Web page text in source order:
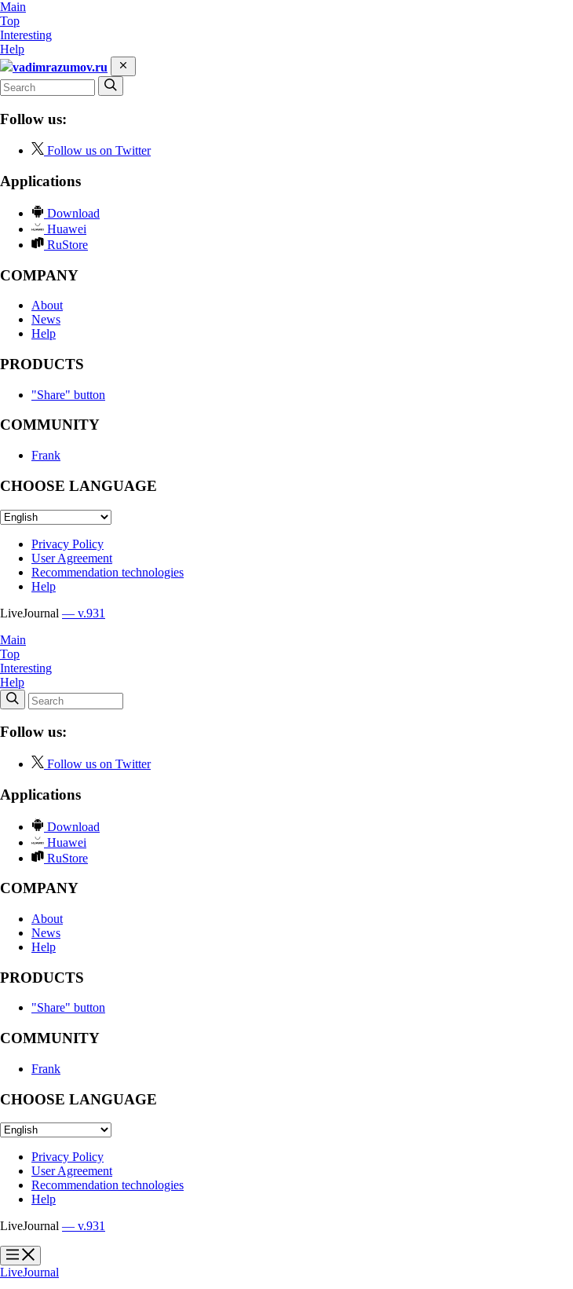
Main
Top
Interesting
Help
vadimrazumov.ru
Follow us:
Follow us on Twitter
Applications
Download
Huawei
RuStore
COMPANY
About
News
Help
PRODUCTS
"Share" button
COMMUNITY
Frank
CHOOSE LANGUAGE
Privacy Policy
User Agreement
Recommendation technologies
Help
LiveJournal — v.931
Main
Top
Interesting
Help
Follow us:
Follow us on Twitter
Applications
Download
Huawei
RuStore
COMPANY
About
News
Help
PRODUCTS
"Share" button
COMMUNITY
Frank
CHOOSE LANGUAGE
Privacy Policy
User Agreement
Recommendation technologies
Help
LiveJournal — v.931
?
?
LiveJournal